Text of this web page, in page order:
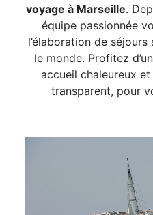
voyage à Marseille.
équipe passionnée
l’élaboration de
le monde. Profitez
accueil chaleureux et
transparent, pour